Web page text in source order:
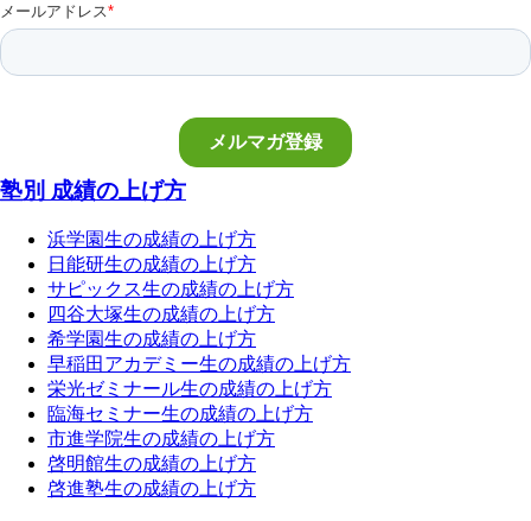
塾別 成績の上げ方
浜学園生の成績の上げ方
日能研生の成績の上げ方
サピックス生の成績の上げ方
四谷大塚生の成績の上げ方
希学園生の成績の上げ方
早稲田アカデミー生の成績の上げ方
栄光ゼミナール生の成績の上げ方
臨海セミナー生の成績の上げ方
市進学院生の成績の上げ方
啓明館生の成績の上げ方
啓進塾生の成績の上げ方